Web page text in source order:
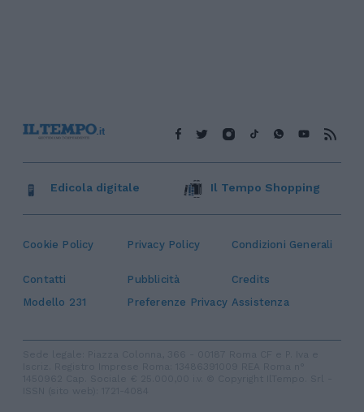
Cookie Policy Privacy Policy Condizioni Generali
Contatti Pubblicità
Credits
Modello 231
Preferenze Privacy Assistenza
Edicola digitale Il Tempo Shopping